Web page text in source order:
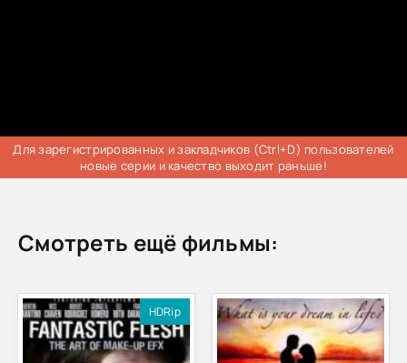
Для зарегистрированных и закладчиков (Ctrl+D) пользователей
новые серии и качество выходит раньше!
Смотреть ещё фильмы:
HDRip